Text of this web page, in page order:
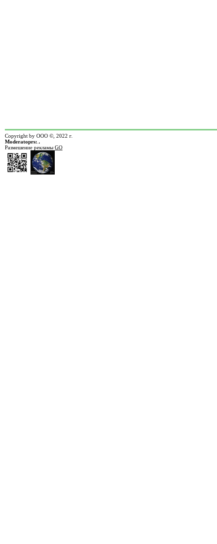
Copyright by ООО ©, 2022 г.
Moderatoprs: .
Размешение рекламы GO